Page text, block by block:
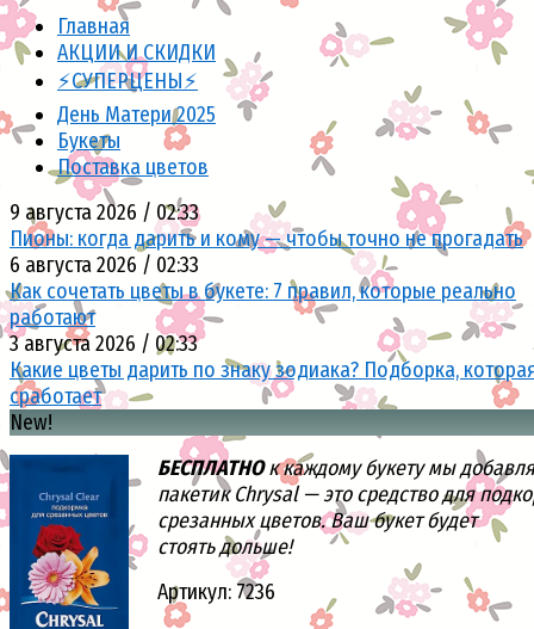
Главная
АКЦИИ И СКИДКИ
⚡СУПЕРЦЕНЫ⚡
День Матери 2025
Букеты
Поставка цветов
9 августа 2026 / 02:33
Пионы: когда дарить и кому — чтобы точно не прогадать
6 августа 2026 / 02:33
Как сочетать цветы в букете: 7 правил, которые реально
работают
3 августа 2026 / 02:33
Какие цветы дарить по знаку зодиака? Подборка,
сработает
New!
БЕСПЛАТНОк каждому букету мы
пакетик Chrysal — это средство для
срезанных цветов. Ваш букет будет
стоять дольше!
Артикул: 7236